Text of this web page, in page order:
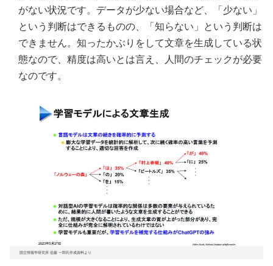
がない状況です。データが少ない場合など、「少ない」
という判断はできるものの、「知らない」という判断は
できません。知ったかぶりをして文章を生成している状
態なので、精度は高いとは言え、人間のチェックが必要
なのです。
国立情報学研究所 佐藤 一郎氏作成資料より